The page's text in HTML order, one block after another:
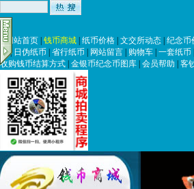
|网站首页 钱币商城 纸币价格 文交所动态 纪念币
币| 日伪纸币 省行纸币 网站留言 购物车 一套纸币
收购钱币结算方式 金银币纪念币图库 会员帮助 客